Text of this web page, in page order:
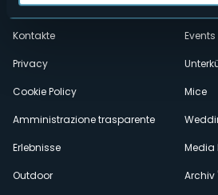
secondario
Wo sind wir?
Kontakte
Privacy
Cookie Policy
Amministrazione trasparente
Erlebnisse
Outdoor
Events
Mice
Media
Archiv